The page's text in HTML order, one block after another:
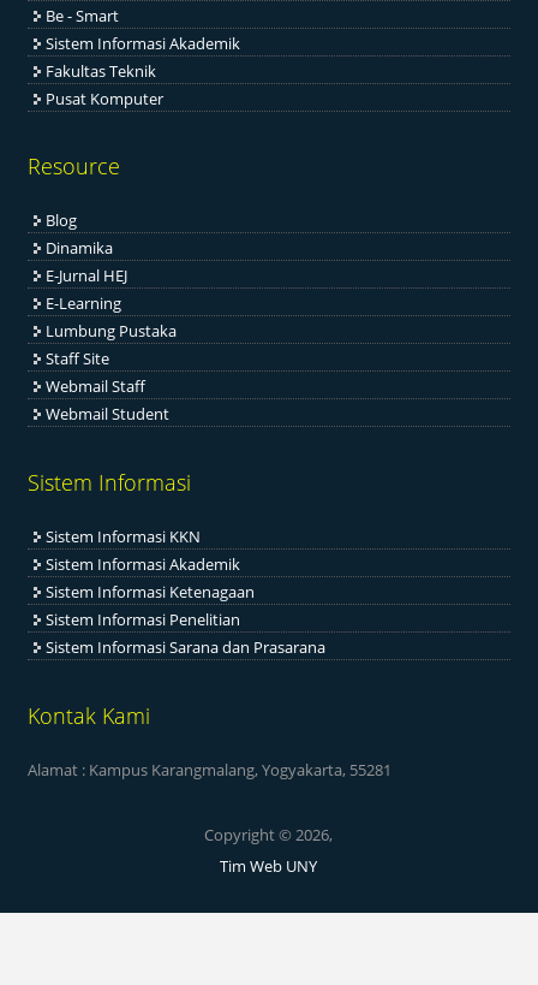
Be - Smart
Sistem Informasi Akademik
Fakultas Teknik
Pusat Komputer
Resource
Blog
Dinamika
E-Jurnal HEJ
E-Learning
Lumbung Pustaka
Staff Site
Webmail Staff
Webmail Student
Sistem Informasi
Sistem Informasi KKN
Sistem Informasi Akademik
Sistem Informasi Ketenagaan
Sistem Informasi Penelitian
Sistem Informasi Sarana dan Prasarana
Kontak Kami
Alamat : Kampus Karangmalang, Yogyakarta, 55281
Copyright © 2026,
Tim Web UNY